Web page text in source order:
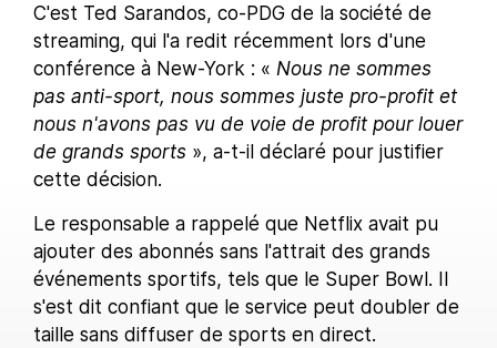
C'est Ted Sarandos, co-PDG de la société de
streaming, qui l'a redit récemment lors d'une
conférence à New-York : « Nous ne sommes
pas anti-sport, nous sommes juste pro-profit et
nous n'avons pas vu de voie de profit pour louer
de grands sports », a-t-il déclaré pour justifier
cette décision.
Le responsable a rappelé que Netflix avait pu
ajouter des abonnés sans l'attrait des grands
événements sportifs, tels que le Super Bowl. Il
s'est dit confiant que le service peut doubler de
taille sans diffuser de sports en direct.